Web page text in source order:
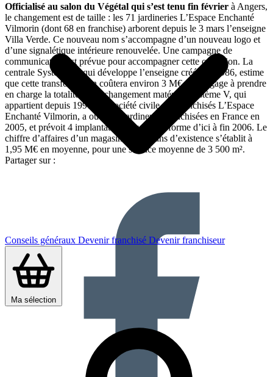
Conseils généraux Devenir franchisé Devenir franchiseur
Ma sélection
Officialisé au salon du Végétal qui s’est tenu fin février à Angers,
le changement est de taille : les 71 jardineries L’Espace Enchanté
Vilmorin (dont 68 en franchise) arborent depuis le 3 mars l’enseigne
Villa Verde. Ce nouveau nom s’accompagne d’un nouveau logo et
d’une signalétique intérieure renouvelée. Une campagne de
communication est prévue pour accompagner cette opération. La
centrale Système V, qui développe l’enseigne créée en 1986, estime
que cette transformation coûtera environ 3 M€ et s’engage à prendre
en charge la totalité de ce changement matériel. Système V, qui
appartient depuis 1997 à la société civile des franchisés L’Espace
Enchanté Vilmorin, a ouvert 2 jardineries franchisées en France en
2005, et prévoit 4 implantations sous cette forme d’ici à fin 2006. Le
chiffre d’affaires d’un magasin après 3 ans d’existence s’établit à
1,95 M€ en moyenne, pour une surface moyenne de 3 500 m².
Partager sur :